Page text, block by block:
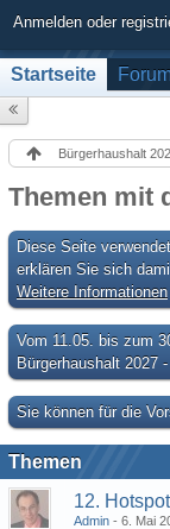
Anmelden oder
Startseite
Bürgerhaushalt
Themen mit
Diese Seite
erklären Sie sich
Weitere Informationen
Vom 11.05. bis zum
Bürgerhaushalt 2027
Sie können für die
Themen
12.
Admin 6. Mai